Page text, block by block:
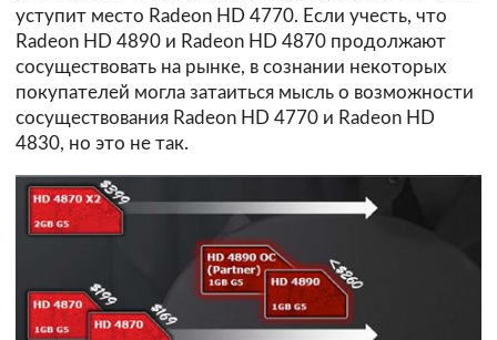
уступит место Radeon HD 4770. Если учесть, что
Radeon HD 4890 и Radeon HD 4870 продолжают
сосуществовать на рынке, в сознании некоторых
покупателей могла затаиться мысль о возможности
сосуществования Radeon HD 4770 и Radeon HD
4830, но это не так.